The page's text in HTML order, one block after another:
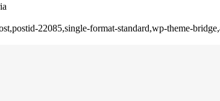
22085,single-format-standard,wp-theme-